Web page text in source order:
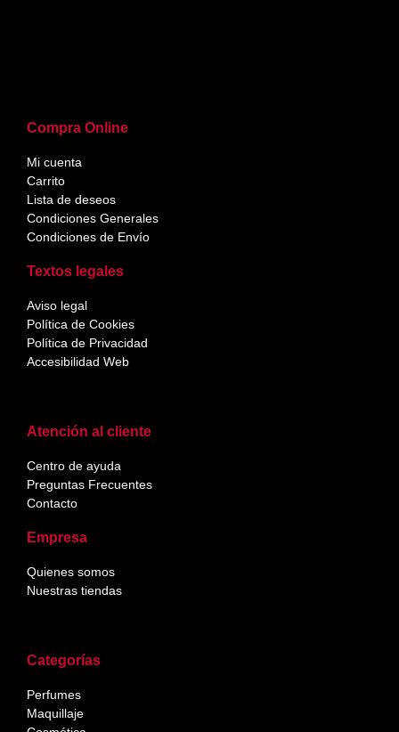
Categorías
Perfumes
Maquillaje
Atención al cliente
Centro de ayuda
Preguntas Frecuentes
Contacto
Empresa
Quienes somos
Nuestras tiendas
Compra Online
Mi cuenta
Carrito
Lista de deseos
Condiciones Generales
Condiciones de Envío
Textos legales
Aviso legal
Política de Cookies
Política de Privacidad
Accesibilidad Web